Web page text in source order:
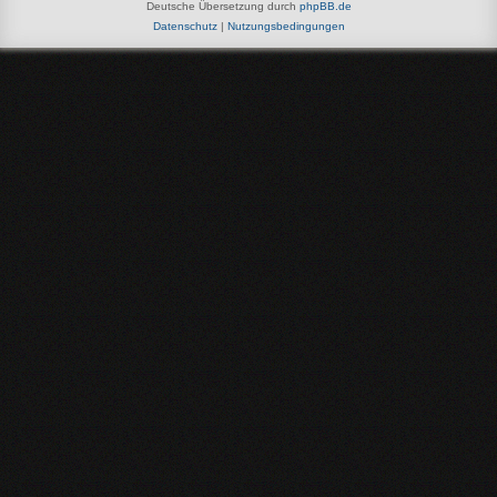
Deutsche Übersetzung durch phpBB.de
Datenschutz| Nutzungsbedingungen